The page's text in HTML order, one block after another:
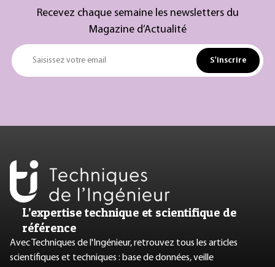
Recevez chaque semaine les newsletters du
Magazine d’Actualité
Saisissez votre email S'inscrire
L’expertise technique et scientifique de
référence
Avec Techniques de l'Ingénieur, retrouvez tous les articles
scientifiques et techniques : base de données, veille